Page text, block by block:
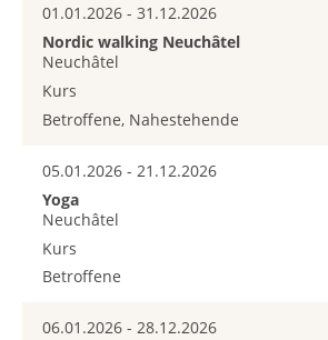
01.01.2026 - 31.12.2026
Nordic walking Neuchâtel
Neuchâtel
Kurs
Betroffene, Nahestehende
05.01.2026 - 21.12.2026
Yoga
Neuchâtel
Kurs
Betroffene
06.01.2026 - 28.12.2026